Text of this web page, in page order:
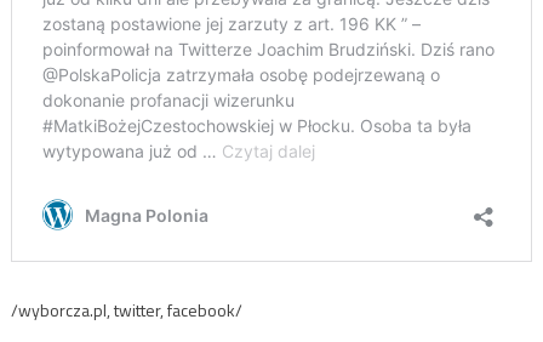
/wyborcza.pl, twitter, facebook/